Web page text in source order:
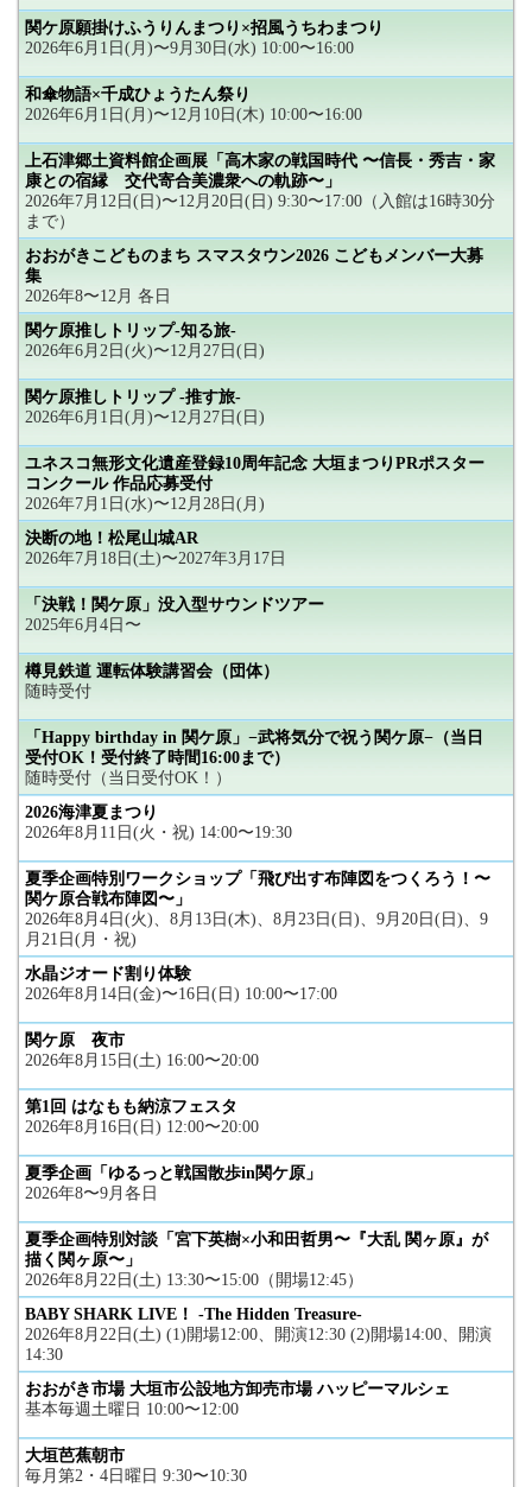
関ケ原願掛けふうりんまつり×招風うちわまつり
2026年6月1日(月)〜9月30日(水) 10:00〜16:00
和傘物語×千成ひょうたん祭り
2026年6月1日(月)〜12月10日(木) 10:00〜16:00
上石津郷土資料館企画展「高木家の戦国時代 〜信長・秀吉・家
康との宿縁 交代寄合美濃衆への軌跡〜」
2026年7月12日(日)〜12月20日(日) 9:30〜17:00（入館は16時30分
まで）
おおがきこどものまち スマスタウン2026 こどもメンバー大募
集
2026年8〜12月 各日
関ケ原推しトリップ-知る旅-
2026年6月2日(火)〜12月27日(日)
関ケ原推しトリップ -推す旅-
2026年6月1日(月)〜12月27日(日)
ユネスコ無形文化遺産登録10周年記念 大垣まつりPRポスター
コンクール 作品応募受付
2026年7月1日(水)〜12月28日(月)
決断の地！松尾山城AR
2026年7月18日(土)〜2027年3月17日
「決戦！関ケ原」没入型サウンドツアー
2025年6月4日〜
樽見鉄道 運転体験講習会（団体）
随時受付
「Happy birthday in 関ケ原」−武将気分で祝う関ケ原−（当日
受付OK！受付終了時間16:00まで）
随時受付（当日受付OK！）
2026海津夏まつり
2026年8月11日(火・祝) 14:00〜19:30
夏季企画特別ワークショップ「飛び出す布陣図をつくろう！〜
関ケ原合戦布陣図〜」
2026年8月4日(火)、8月13日(木)、8月23日(日)、9月20日(日)、9
月21日(月・祝)
水晶ジオード割り体験
2026年8月14日(金)〜16日(日) 10:00〜17:00
関ケ原 夜市
2026年8月15日(土) 16:00〜20:00
第1回 はなもも納涼フェスタ
2026年8月16日(日) 12:00〜20:00
夏季企画「ゆるっと戦国散歩in関ケ原」
2026年8〜9月各日
夏季企画特別対談「宮下英樹×小和田哲男〜『大乱 関ヶ原』が
描く関ヶ原〜」
2026年8月22日(土) 13:30〜15:00（開場12:45）
BABY SHARK LIVE！ -The Hidden Treasure-
2026年8月22日(土) (1)開場12:00、開演12:30 (2)開場14:00、開演
14:30
おおがき市場 大垣市公設地方卸売市場 ハッピーマルシェ
基本毎週土曜日 10:00〜12:00
大垣芭蕉朝市
毎月第2・4日曜日 9:30〜10:30